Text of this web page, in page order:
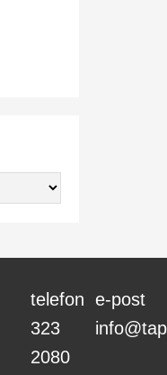
telefon
323
2080
e-post